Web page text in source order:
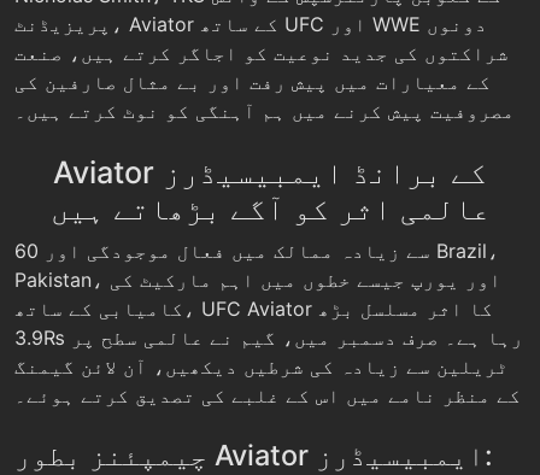
پریزیڈنٹ، Aviator کے ساتھ UFC اور WWE دونوں
شراکتوں کی جدید نوعیت کو اجاگر کرتے ہیں، صنعت
کے معیارات میں پیش رفت اور بے مثال صارفین کی
مصروفیت پیش کرنے میں ہم آہنگی کو نوٹ کرتے ہیں۔
Aviator کے برانڈ ایمبیسیڈرز
عالمی اثر کو آگے بڑھاتے ہیں
60 سے زیادہ ممالک میں فعال موجودگی اور Brazil،
Pakistan، اور یورپ جیسے خطوں میں اہم مارکیٹ کی
کامیابی کے ساتھ، UFC Aviator کا اثر مسلسل بڑھ
رہا ہے۔ صرف دسمبر میں، گیم نے عالمی سطح پر ₨3.9
ٹریلین سے زیادہ کی شرطیں دیکھیں، آن لائن گیمنگ
کے منظر نامے میں اس کے غلبے کی تصدیق کرتے ہوئے۔
چیمپئنز بطور Aviator ایمبیسیڈرز: